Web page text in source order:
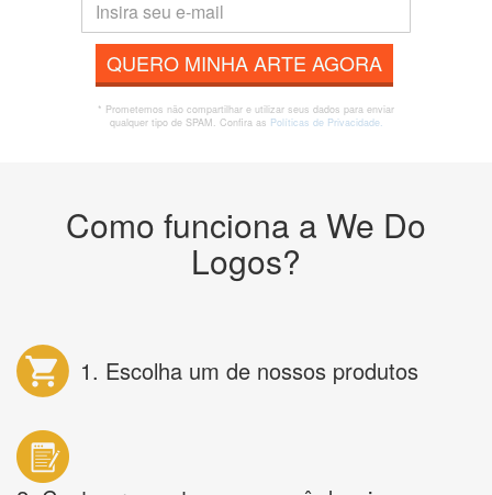
QUERO MINHA ARTE AGORA
* Prometemos não compartilhar e utilizar seus dados para enviar
qualquer tipo de SPAM. Confira as Políticas de Privacidade.
Como funciona a We Do
Logos?
1. Escolha um de nossos produtos